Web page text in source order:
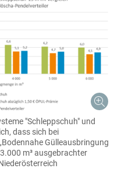
"Schleppschuh" und
dass sich bei
Gülleausbringung
m³ ausgebrachter